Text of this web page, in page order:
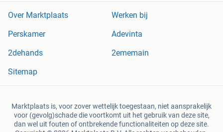
Over Marktplaats
Werken bij
Perskamer
Adevinta
2dehands
2ememain
Sitemap
Marktplaats is, voor zover wettelijk toegestaan, niet aansprakelijk
voor (gevolg)schade die voortkomt uit het gebruik van deze site,
dan wel uit fouten of ontbrekende functionaliteiten op deze site.